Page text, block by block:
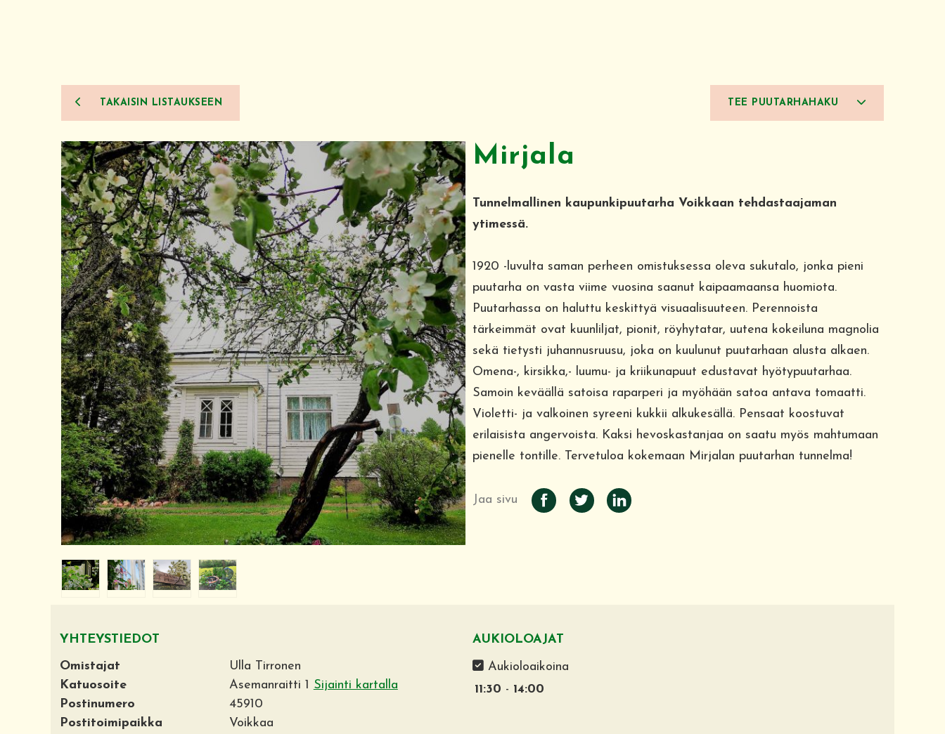
TAKAISIN LISTAUKSEEN TEE PUUTARHAHAKU
Mirjala
Tunnelmallinen kaupunkipuutarha Voikkaan tehdastaajaman
ytimessä.
1920 -luvulta saman perheen omistuksessa oleva sukutalo, jonka pieni
puutarha on vasta viime vuosina saanut kaipaamaansa huomiota.
Puutarhassa on haluttu keskittyä visuaalisuuteen. Perennoista
tärkeimmät ovat kuunliljat, pionit, röyhytatar, uutena kokeiluna magnolia
sekä tietysti juhannusruusu, joka on kuulunut puutarhaan alusta alkaen.
Omena-, kirsikka,- luumu- ja kriikunapuut edustavat hyötypuutarhaa.
Samoin keväällä satoisa raparperi ja myöhään satoa antava tomaatti.
Violetti- ja valkoinen syreeni kukkii alkukesällä. Pensaat koostuvat
erilaisista angervoista. Kaksi hevoskastanjaa on saatu myös mahtumaan
pienelle tontille. Tervetuloa kokemaan Mirjalan puutarhan tunnelma!
Jaa sivu
YHTEYSTIEDOT
Omistajat
Ulla Tirronen
Katuosoite
Asemanraitti 1 Sijainti kartalla
Postinumero
45910
Postitoimipaikka
Voikkaa
AUKIOLOAJAT
Aukioloaikoina
11:30 - 14:00